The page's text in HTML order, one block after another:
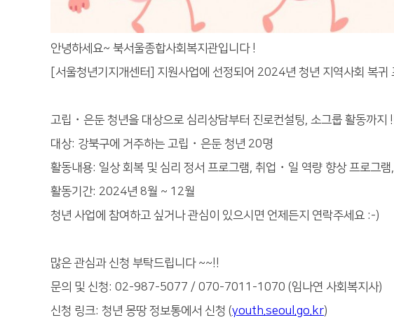
안녕하세요~ 북서울종합사회복지관입니다 !
[서울청년기지개센터] 지원사업에 선정되어 2024년 청년 지역사회 복
고립 ・ 은둔 청년을 대상으로 심리상담부터 진로컨설팅, 소그룹 활동까
대상: 강북구에 거주하는 고립 ・ 은둔 청년 20명
활동내용: 일상 회복 및 심리 정서 프로그램, 취업 ・ 일 역량 향상 프로그
활동기간: 2024년 8월 ~ 12월
청년 사업에 참여하고 싶거나 관심이 있으시면 언제든지 연락주세요 :-)
많은 관심과 신청 부탁드립니다 ~~!!
문의 및 신청: 02-987-5077 / 070-7011-1070 (임나연 사회복지사)
신청 링크: 청년 몽땅 정보통에서 신청 (youth.seoul.go.kr)